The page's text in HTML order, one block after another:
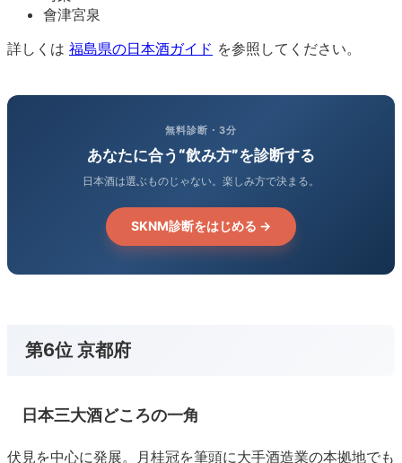
會津宮泉
詳しくは 福島県の日本酒ガイド を参照してください。
無料診断・3分
あなたに合う“飲み方”を診断する
日本酒は選ぶものじゃない。楽しみ方で決まる。
SKNM診断をはじめる →
第6位 京都府
日本三大酒どころの一角
伏見を中心に発展。月桂冠を筆頭に大手酒造業の本拠地でも